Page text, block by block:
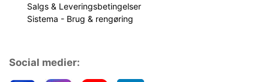
Salgs & Leveringsbetingelser
Sistema - Brug & rengøring
Social medier: